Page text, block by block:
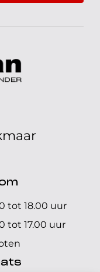
tot 18.00 uur
tot 17.00 uur